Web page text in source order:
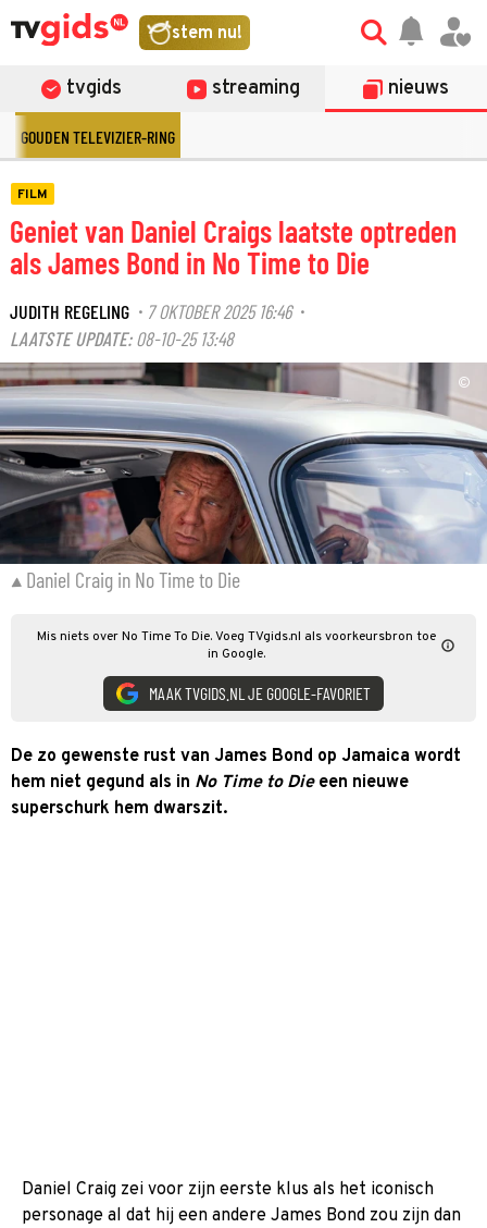
stem nu!
tvgids streaming nieuws
GOUDEN TELEVIZIER-RING
FILM
Geniet van Daniel Craigs laatste optreden
als James Bond in No Time to Die
JUDITH REGELING · 7 OKTOBER 2025 16:46·
LAATSTE UPDATE: 08-10-25 13:48
©
Daniel Craig in No Time to Die
Mis niets over No Time To Die. Voeg TVgids.nl als voorkeursbron toe
in Google.
MAAK TVGIDS.NL JE GOOGLE-FAVORIET
De zo gewenste rust van James Bond op Jamaica wordt
hem niet gegund als in No Time to Dieeen nieuwe
superschurk hem dwarszit.
Daniel Craig zei voor zijn eerste klus als het iconisch
personage al dat hij een andere James Bond zou zijn dan